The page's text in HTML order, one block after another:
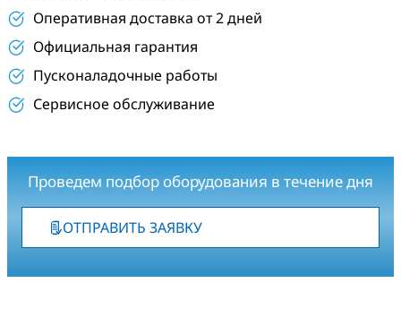
Оперативная доставка от 2 дней
Официальная гарантия
Пусконаладочные работы
Сервисное обслуживание
Проведем подбор оборудования в течение дня
ОТПРАВИТЬ ЗАЯВКУ